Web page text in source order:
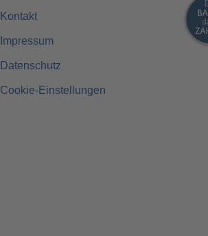
Kontakt
Impressum
Datenschutz
Cookie-Einstellungen